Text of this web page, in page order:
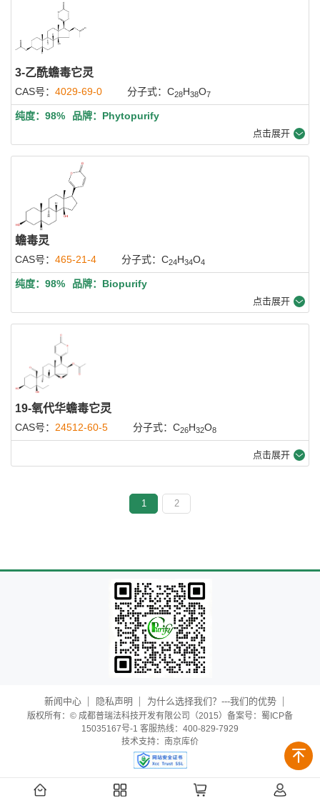
3-乙酰蟾毒它灵
CAS号： 4029-69-0 分子式：C28H38O7
纯度：98% 品牌：Phytopurify
点击展开
蟾毒灵
CAS号： 465-21-4 分子式：C24H34O4
纯度：98% 品牌：Biopurify
点击展开
19-氧代华蟾毒它灵
CAS号： 24512-60-5 分子式：C26H32O8
点击展开
1 2
新闻中心 隐私声明 为什么选择我们？---我们的优势
版权所有：© 成都普瑞法科技开发有限公司（2015）备案号：蜀ICP备
15035167号-1 客服热线：400-829-7929
技术支持： 南京库价